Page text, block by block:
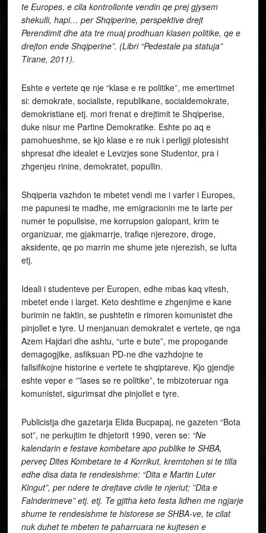
te Europes, e cila kontrollonte vendin qe prej gjysem
shekulli, hapi… per Shqiperine, perspektive drejt
Perendimit dhe ata tre muaj prodhuan klasen politike, qe e
drejton ende Shqiperine”. (Libri “Pedestale pa statuja”
Tirane, 2011).
Eshte e vertete qe nje “klase e re politike”, me emertimet
si: demokrate, socialiste, republikane, socialdemokrate,
demokristiane etj. mori frenat e drejtimit te Shqiperise,
duke nisur me Partine Demokratike. Eshte po aq e
pamohueshme, se kjo klase e re nuk i perligji plotesisht
shpresat dhe idealet e Levizjes sone Studentor, pra i
zhgenjeu rinine, demokratet, popullin.
Shqiperia vazhdon te mbetet vendi me i varfer i Europes,
me papunesi te madhe, me emigracionin me te larte per
numer te popullsise, me korrupsion galopant, krim te
organizuar, me gjakmarrje, trafiqe njerezore, droge,
aksidente, qe po marrin me shume jete njerezish, se lufta
etj.
Ideali i studenteve per Europen, edhe mbas kaq vitesh,
mbetet ende i larget. Keto deshtime e zhgenjime e kane
burimin ne faktin, se pushtetin e rimoren komunistet dhe
pinjollet e tyre. U menjanuan demokratet e vertete, qe nga
Azem Hajdari dhe ashtu, “urte e bute”, me propogande
demagogjike, asfiksuan PD-ne dhe vazhdojne te
fallsifikojne historine e vertete te shqiptareve. Kjo gjendje
eshte veper e ‘”lases se re politike”, te mbizoteruar nga
komunistet, sigurimsat dhe pinjollet e tyre.
Publicistja dhe gazetarja Elida Bucpapaj, ne gazeten “Bota
sot”, ne perkujtim te dhjetorit 1990, veren se: “Ne
kalendarin e festave kombetare apo publike te SHBA,
perveç Dites Kombetare te 4 Korrikut, kremtohen si te tilla
edhe disa data te rendesishme: “Dita e Martin Luter
Kingut”, per ndere te drejtave civile te njeriut; ”Dita e
Falnderimeve” etj. etj. Te gjitha keto festa lidhen me ngjarje
shume te rendesishme te historese se SHBA-ve, te cilat
nuk duhet te mbeten te paharruara ne kujtesen e